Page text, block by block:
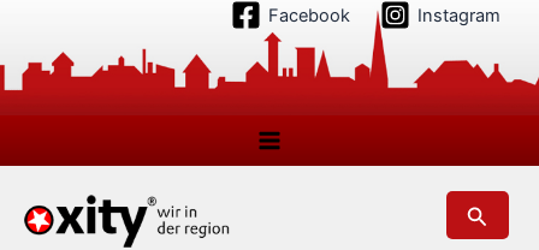
springen
Facebook Instagram
Suchen